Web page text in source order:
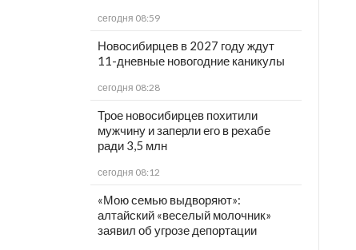
сегодня 08:59
Новосибирцев в 2027 году ждут
11-дневные новогодние каникулы
сегодня 08:28
Трое новосибирцев похитили
мужчину и заперли его в рехабе
ради 3,5 млн
сегодня 08:12
«Мою семью выдворяют»:
алтайский «веселый молочник»
заявил об угрозе депортации